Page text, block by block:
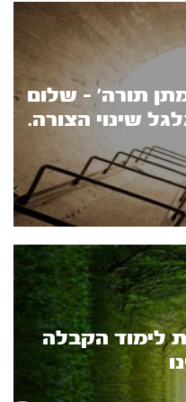
תורה’ - שלום
שינוי הצורה.
לימוד הקבלה